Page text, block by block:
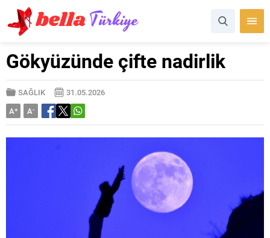
Gökyüzünde çifte nadirlik
SAĞLIK
31.05.2026
A+ A-